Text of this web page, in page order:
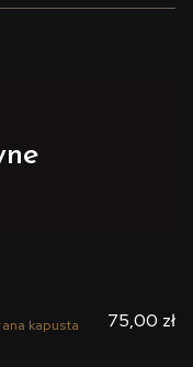
kapusta
75,00 zł